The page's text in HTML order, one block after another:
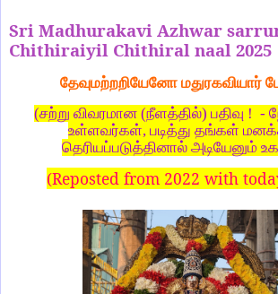
Sri Madhurakavi Azhwar
Chithiraiyil Chithiral naal 2025
தேவுமற்றறியேனோ மதுரகவியார்
(சற்று விவரமான (நீளத்தில்) பதிவு ! -
உள்ளவர்கள், படித்து தங்கள்
தெரியப்படுத்தினால் அடியேனும்
(Reposted from 2022 with